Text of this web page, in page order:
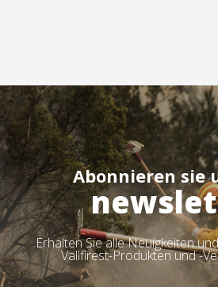
Abonnieren sie
Erhalten Sie alle Neuigkeiten
Vallfirest-Produkten und -